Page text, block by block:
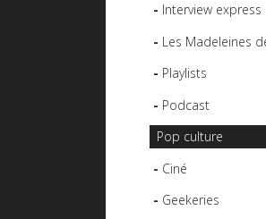
Interview express
Les Madeleines
Playlists
Podcast
Pop culture
Ciné
Geekeries